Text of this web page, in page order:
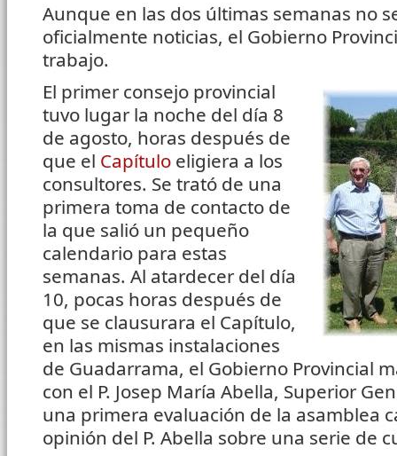
Aunque en las dos últimas semanas no
oficialmente noticias, el Gobierno
trabajo.
El primer consejo provincial
tuvo lugar la noche del día 8
de agosto, horas después de
que el Capítulo eligiera a los
consultores. Se trató de una
primera toma de contacto de
la que salió un pequeño
calendario para estas
semanas. Al atardecer del día
10, pocas horas después de
que se clausurara el Capítulo,
en las mismas instalaciones
de Guadarrama, el Gobierno Provincial
con el P. Josep María Abella, Superior
una primera evaluación de la asamblea
opinión del P. Abella sobre una serie de